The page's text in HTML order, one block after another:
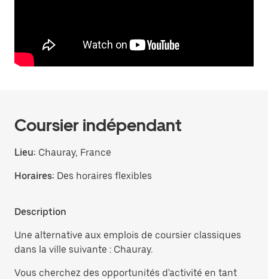
Coursier indépendant
Lieu: Chauray, France
Horaires: Des horaires flexibles
Description
Une alternative aux emplois de coursier classiques
dans la ville suivante : Chauray.
Vous cherchez des opportunités d'activité en tant